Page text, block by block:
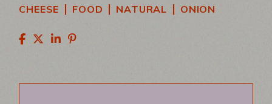
CHEESE | FOOD | NATURAL | ONION